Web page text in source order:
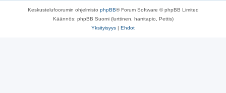
Keskustelufoorumin ohjelmisto phpBB® Forum Software © phpBB Limited
Käännös: phpBB Suomi (lurttinen, harritapio, Pettis)
Yksityisyys | Ehdot